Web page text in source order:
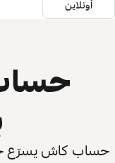
أونلاين
حساب كاش يسرّع